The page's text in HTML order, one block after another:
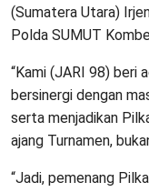
(Sumatera Utara)
Polda SUMUT
“Kami (JARI 98) beri
bersinergi dengan
serta menjadikan
ajang Turnamen,
“Jadi, pemenang